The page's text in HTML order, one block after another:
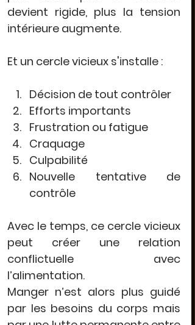
devient rigide, plus la tension
intérieure augmente.
Et un cercle vicieux s'installe :
Décision de tout contrôler
Efforts importants
Frustration ou fatigue
Craquage
Culpabilité
Nouvelle tentative de
contrôle
Avec le temps, ce cercle vicieux
peut créer une relation
conflictuelle avec
l’alimentation.
Manger n’est alors plus guidé
par les besoins du corps mais